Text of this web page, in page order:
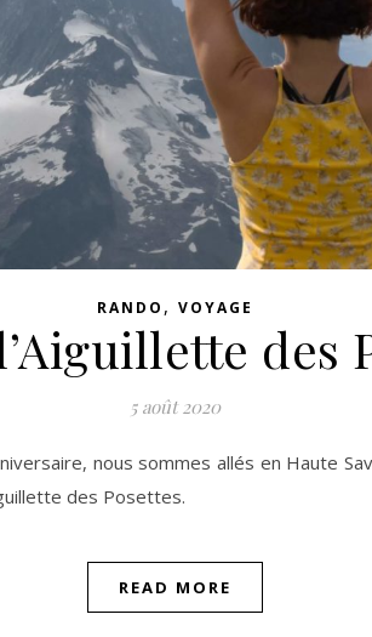
RANDO , VOYAGE
des
5 août 2020
nous sommes allés en Haute
des Posettes.
READ MORE